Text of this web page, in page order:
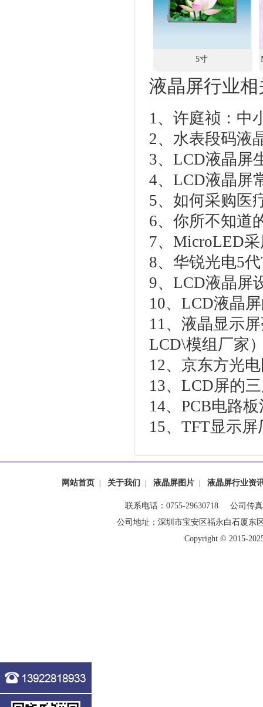
5寸
液晶屏行业
1、 许庭祯：中
2、 水表段码液
3、 LCD液晶屏
4、 LCD液晶屏
5、 如何采购医
6、 你所不知道
7、 MicroLED
8、 华锐光电5
9、 LCD液晶屏
10、 LCD液晶
11、 液晶显示
LCD\模组厂家
12、 京东方光
13、 LCD屏的
14、 PCB电路
15、 TFT显示屏
网站首页 关于我们 液晶屏图片 液晶屏行业资
联系电话：0755-29630718 公司传
公司地址：深圳市宝安区福永白石厦
Copyright © 2015-